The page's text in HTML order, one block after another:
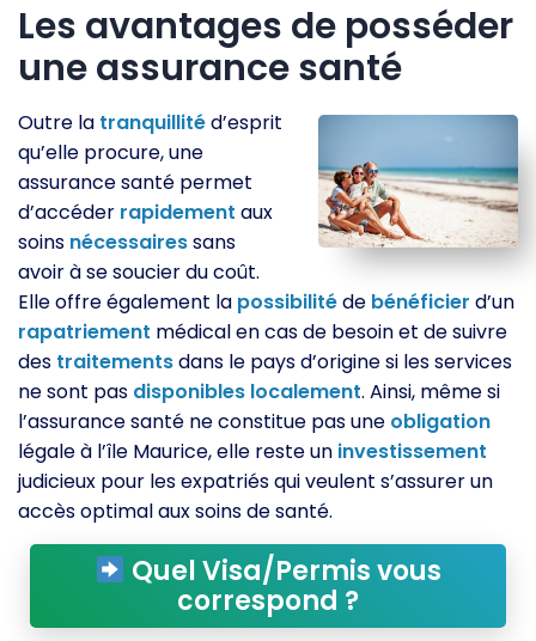
Les avantages de posséder
une assurance santé
Outre la tranquillitéd’esprit
qu’elle procure, une
assurance santé permet
d’accéder rapidement aux
soins nécessairessans
avoir à se soucier du coût.
Elle offre également la possibilitéde bénéficier d’un
rapatriement médical en cas de besoin et de suivre
des traitementsdans le pays d’origine si les services
ne sont pas disponibles localement. Ainsi, même si
l’assurance santé ne constitue pas une obligation
légale à l’île Maurice, elle reste un investissement
judicieux pour les expatriés qui veulent s’assurer un
accès optimal aux soins de santé.
Quel Visa/Permis vous
correspond ?